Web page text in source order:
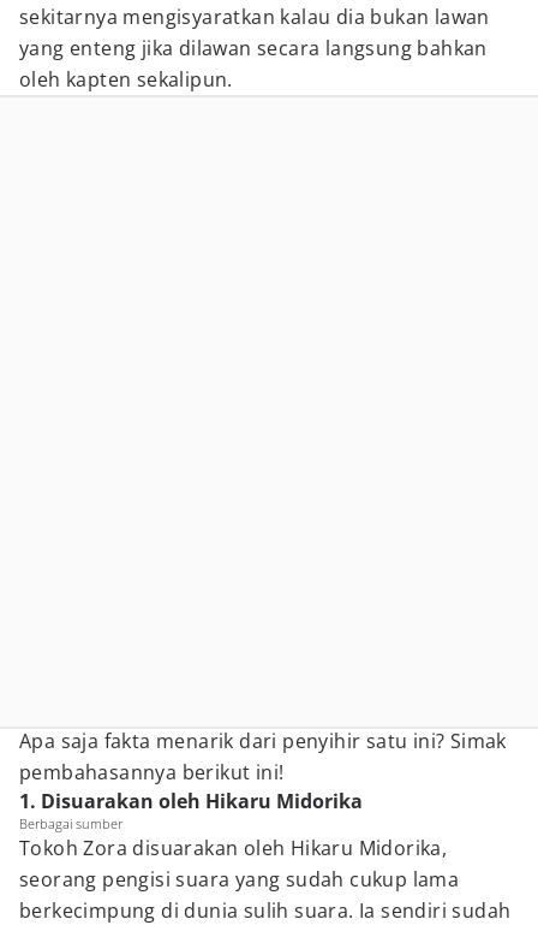
sekitarnya mengisyaratkan kalau dia bukan lawan
yang enteng jika dilawan secara langsung bahkan
oleh kapten sekalipun.
Apa saja fakta menarik dari penyihir satu ini? Simak
pembahasannya berikut ini!
1. Disuarakan oleh Hikaru Midorika
Berbagai sumber
Tokoh Zora disuarakan oleh Hikaru Midorika,
seorang pengisi suara yang sudah cukup lama
berkecimpung di dunia sulih suara. Ia sendiri sudah